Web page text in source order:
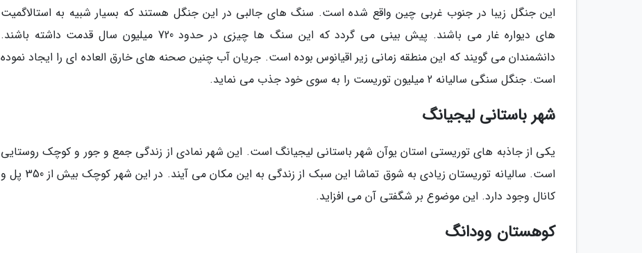
این جنگل زیبا در جنوب غربی چین واقع شده است. سنگ های جالبی در این جنگل هستند که بسیار شبیه به استالاگمیت
های دیواره غار می باشند. پیش بینی می گردد که این سنگ ها چیزی در حدود 720 میلیون سال قدمت داشته باشند.
دانشمندان می گویند که این منطقه زمانی زیر اقیانوس بوده است. جریان آب چنین صحنه های خارق العاده ای را ایجاد نموده
است. جنگل سنگی سالیانه 2 میلیون توریست را به سوی خود جذب می نماید.
شهر باستانی لیجیانگ
یکی از جاذبه های توریستی استان یوآن شهر باستانی لیجیانگ است. این شهر نمادی از زندگی جمع و جور و کوچک روستایی
است. سالیانه توریستان زیادی به شوق تماشا این سبک از زندگی به این مکان می آیند. در این شهر کوچک بیش از 350 پل و
کانال وجود دارد. این موضوع بر شگفتی آن می افزاید.
کوهستان وودانگ